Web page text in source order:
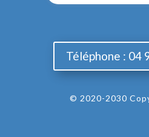
Téléphone : 04
© 2020-2030